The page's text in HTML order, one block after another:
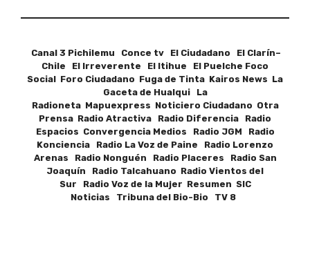
Canal 3 Pichilemu Conce tv El Ciudadano El Clarín–
Chile El Irreverente El Itihue El Puelche Foco
Social Foro Ciudadano Fuga de Tinta Kairos News La
Gaceta de Hualqui La
Radioneta Mapuexpress Noticiero Ciudadano Otra
Prensa Radio Atractiva Radio Diferencia Radio
Espacios Convergencia Medios Radio JGM Radio
Konciencia Radio La Voz de Paine Radio Lorenzo
Arenas Radio Nonguén Radio Placeres Radio San
Joaquín Radio Talcahuano Radio Vientos del
Sur Radio Voz de la Mujer Resumen SIC
Noticias Tribuna del Bio-Bio TV 8